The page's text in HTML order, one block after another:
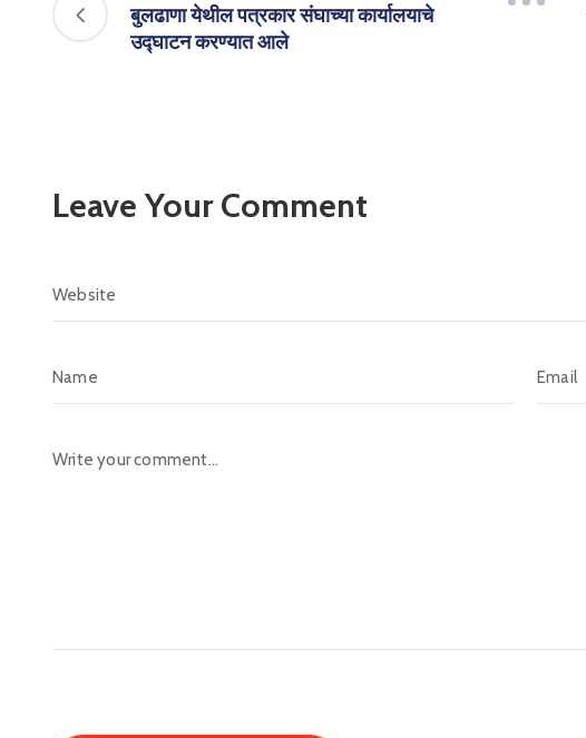
बुलढाणा येथील पत्रकार संघाच्या कार्यालयाचे
उद्घाटन करण्यात आले
Leave Your Comment